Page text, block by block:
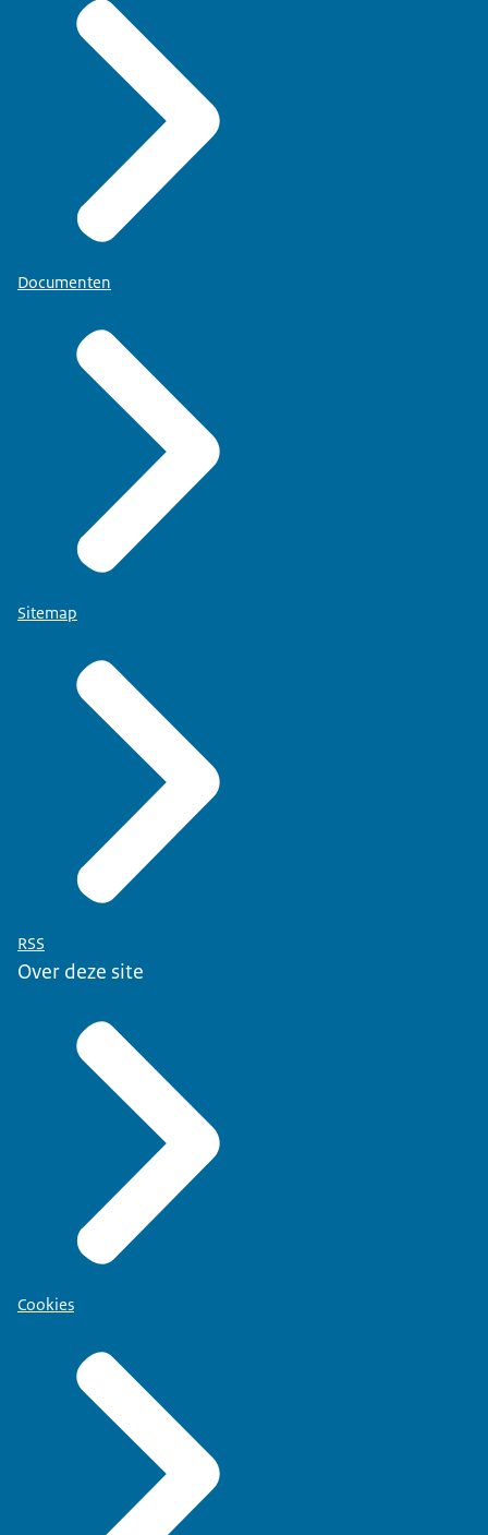
Documenten
Sitemap
RSS
Over deze site
Cookies